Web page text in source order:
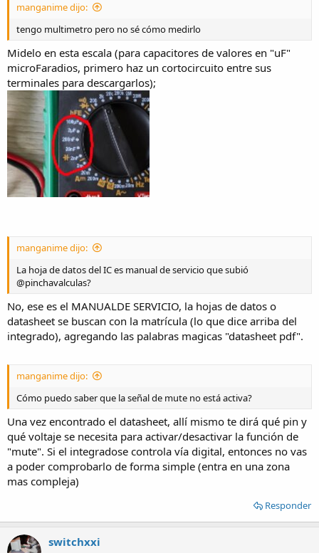
manganime dijo:
tengo multimetro pero no sé cómo medirlo
Midelo en esta escala (para capacitores de valores en "uF"
microFaradios, primero haz un cortocircuito entre sus
terminales para descargarlos);
manganime dijo:
La hoja de datos del IC es manual de servicio que subió
@pinchavalculas?
No, ese es el MANUALDE SERVICIO, la hojas de datos o
datasheet se buscan con la matrícula (lo que dice arriba del
integrado), agregando las palabras magicas "datasheet pdf".
manganime dijo:
Cómo puedo saber que la señal de mute no está activa?
Una vez encontrado el datasheet, allí mismo te dirá qué pin y
qué voltaje se necesita para activar/desactivar la función de
"mute". Si el integradose controla vía digital, entonces no vas
a poder comprobarlo de forma simple (entra en una zona
mas compleja)
Responder
switchxxi